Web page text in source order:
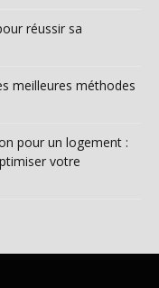
réussir sa
meilleures méthodes
pour un logement :
votre